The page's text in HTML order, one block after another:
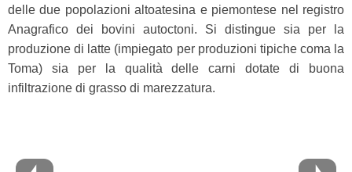
delle due popolazioni altoatesina e piemontese nel registro
Anagrafico dei bovini autoctoni. Si distingue sia per la
produzione di latte (impiegato per produzioni tipiche coma la
Toma) sia per la qualità delle carni dotate di buona
infiltrazione di grasso di marezzatura.